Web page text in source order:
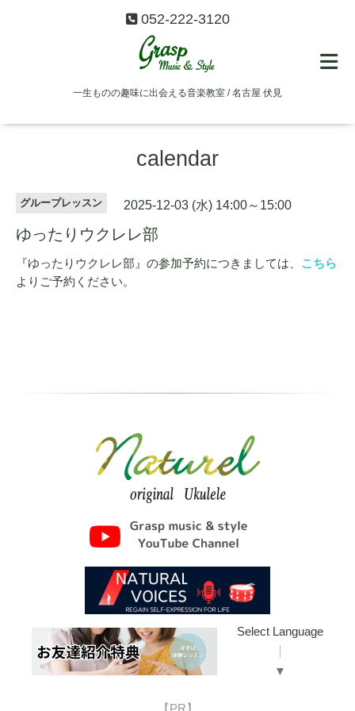
052-222-3120
一生ものの趣味に出会える音楽教室 / 名古屋 伏見
calendar
グループレッスン 2025-12-03 (水) 14:00～15:00
ゆったりウクレレ部
『ゆったりウクレレ部』 の参加予約につきましては、 こちら
よりご予約ください。
Select Language
▼
【PR】